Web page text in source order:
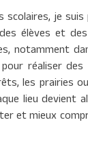
scolaires, je
élèves et
notamment
réaliser
les prairies
lieu devient
et mieux